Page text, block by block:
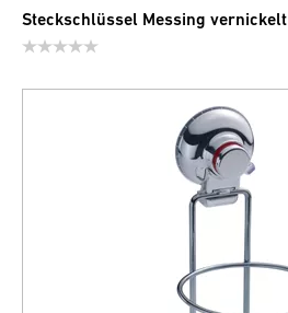
Steckschlüssel Messing vernickelt